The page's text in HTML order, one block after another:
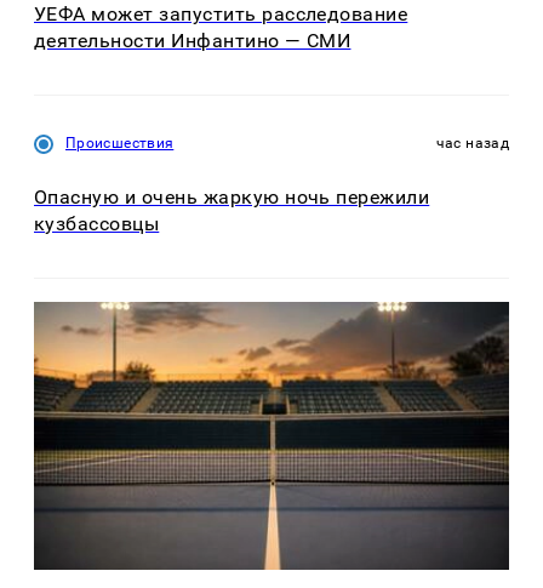
УЕФА может запустить расследование
деятельности Инфантино — СМИ
Происшествия час назад
Опасную и очень жаркую ночь пережили
кузбассовцы